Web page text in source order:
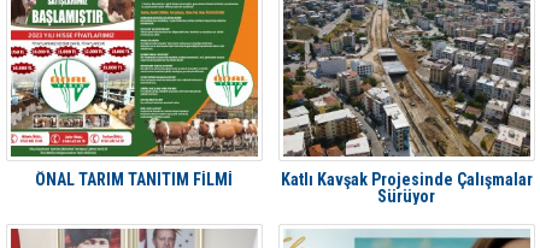
ÖNAL TARIM TANITIM FİLMİ
Katlı Kavşak Projesinde Çalışmalar
Sürüyor